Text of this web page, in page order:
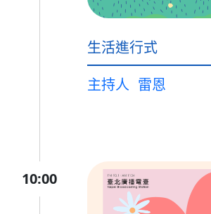
生活進行式
主持人 雷恩
10:00